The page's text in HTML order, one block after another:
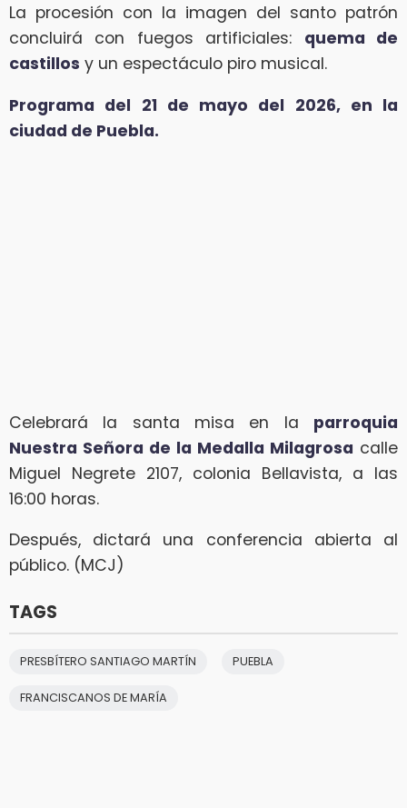
La procesión con la imagen del santo patrón
concluirá con fuegos artificiales: quema de
castillos y un espectáculo piro musical.
Programa del 21 de mayo del 2026, en la
ciudad de Puebla.
Celebrará la santa misa en la parroquia
Nuestra Señora de la Medalla Milagrosa calle
Miguel Negrete 2107, colonia Bellavista, a las
16:00 horas.
Después, dictará una conferencia abierta al
público. (MCJ)
TAGS
PRESBÍTERO SANTIAGO MARTÍN PUEBLA
FRANCISCANOS DE MARÍA